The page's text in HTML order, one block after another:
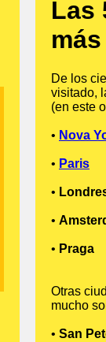
Las
De los
visitado,
(en este
• Nova
• Paris
•
•
• Praga
Otras
mucho
• San